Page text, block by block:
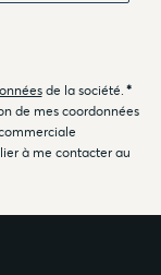
de la société. *
de mes coordonnées
à me contacter au